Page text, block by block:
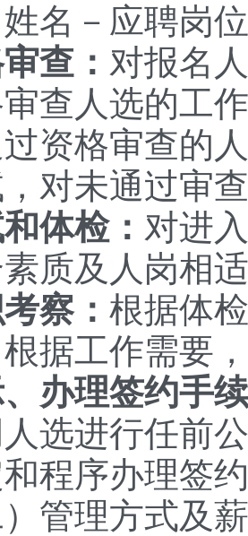
名－应聘岗
查： 对报名
查人选的工
资格审查的
对未通过审
检： 对进
质及人岗相
察： 根据体
据工作需要
理签约手
选进行任前
程序办理签
理方式及